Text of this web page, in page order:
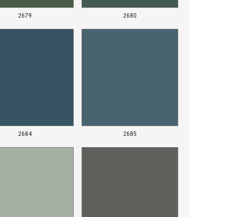
2679 2680
2684 2685